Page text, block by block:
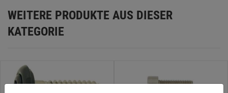
WEITERE PRODUKTE AUS DIESER
KATEGORIE